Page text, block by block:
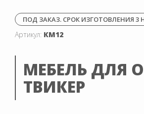
ПОД ЗАКАЗ. СРОК ИЗГОТОВЛЕНИЯ 3
Артикул: КМ12
МЕБЕЛЬ ДЛЯ
ТВИКЕР